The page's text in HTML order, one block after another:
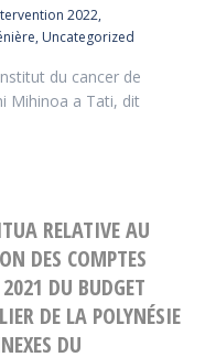
2022,
, Uncategorized
du cancer de
Mihinoa a Tati, dit
RELATIVE AU
DES COMPTES
DU BUDGET
DE LA POLYNÉSIE
DU